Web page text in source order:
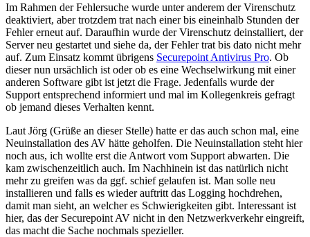
Im Rahmen der Fehlersuche wurde unter anderem der Virenschutz
deaktiviert, aber trotzdem trat nach einer bis eineinhalb Stunden der
Fehler erneut auf. Daraufhin wurde der Virenschutz deinstalliert, der
Server neu gestartet und siehe da, der Fehler trat bis dato nicht mehr
auf. Zum Einsatz kommt übrigens Securepoint Antivirus Pro. Ob
dieser nun ursächlich ist oder ob es eine Wechselwirkung mit einer
anderen Software gibt ist jetzt die Frage. Jedenfalls wurde der
Support entsprechend informiert und mal im Kollegenkreis gefragt
ob jemand dieses Verhalten kennt.
Laut Jörg (Grüße an dieser Stelle) hatte er das auch schon mal, eine
Neuinstallation des AV hätte geholfen. Die Neuinstallation steht hier
noch aus, ich wollte erst die Antwort vom Support abwarten. Die
kam zwischenzeitlich auch. Im Nachhinein ist das natürlich nicht
mehr zu greifen was da ggf. schief gelaufen ist. Man solle neu
installieren und falls es wieder auftritt das Logging hochdrehen,
damit man sieht, an welcher es Schwierigkeiten gibt. Interessant ist
hier, das der Securepoint AV nicht in den Netzwerkverkehr eingreift,
das macht die Sache nochmals spezieller.